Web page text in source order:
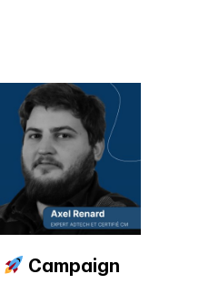
Campaign